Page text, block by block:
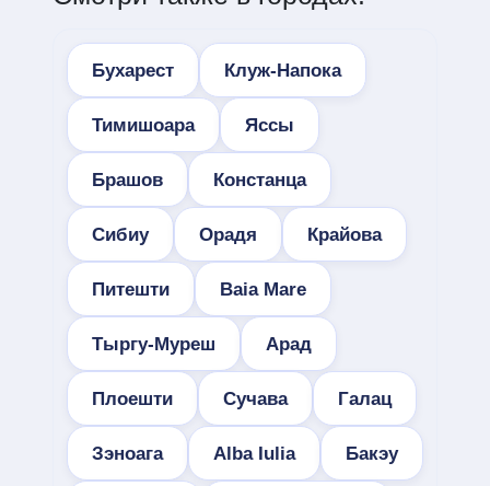
Бухарест Клуж-Напока
Тимишоара Яссы
Брашов Констанца
Сибиу Орадя Крайова
Питешти Baia Mare
Тыргу-Муреш Арад
Плоешти Сучава Галац
Зэноага Alba Iulia Бакэу